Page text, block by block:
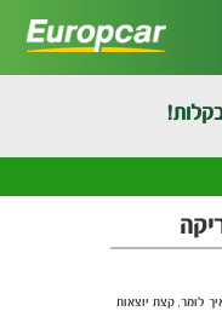
לומר, קצת יוצאות